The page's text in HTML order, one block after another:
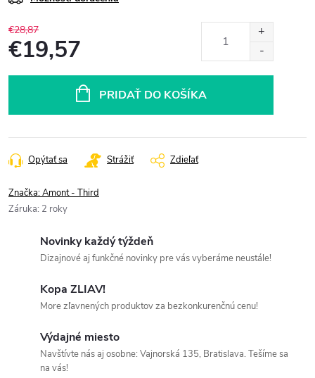
€28,87
€19,57
PRIDAŤ DO KOŠÍKA
Opýtať sa Strážiť Zdieľať
Značka:Amont - Third
Záruka: 2 roky
Novinky každý týždeň
Dizajnové aj funkčné novinky pre vás vyberáme neustále!
Kopa ZLIAV!
More zľavnených produktov za bezkonkurenčnú cenu!
Výdajné miesto
Navštívte nás aj osobne: Vajnorská 135, Bratislava. Tešíme sa
na vás!